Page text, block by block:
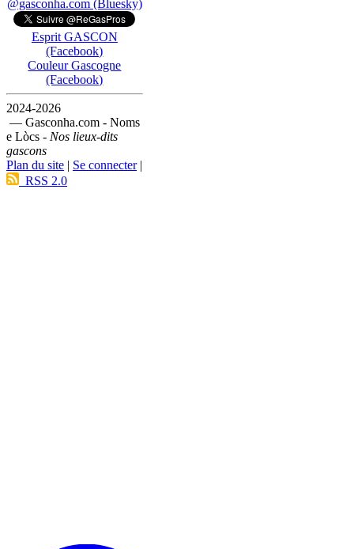
@gasconha.com (Bluesky)
Esprit GASCON
(Facebook)
Couleur Gascogne
(Facebook)
2024-2026
— Gasconha.com - Noms
e Lòcs - Nos lieux-dits
gascons
Plan du site | Se connecter|
RSS 2.0